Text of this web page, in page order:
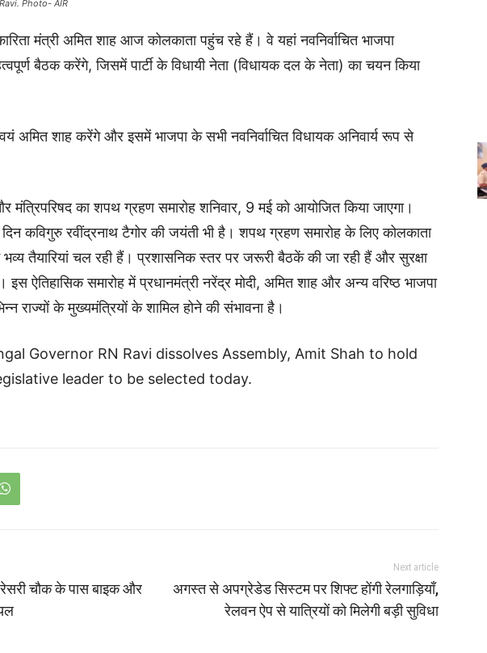
Photo- AIR
मंत्री अमित शाह आज कोलकाता पहुंच रहे हैं। वे यहां नवनिर्वाचित भाजपा
बैठक करेंगे, जिसमें पार्टी के विधायी नेता (विधायक दल के नेता) का चयन किया
अमित शाह करेंगे और इसमें भाजपा के सभी नवनिर्वाचित विधायक अनिवार्य रूप से
मंत्रिपरिषद का शपथ ग्रहण समारोह शनिवार, 9 मई को आयोजित किया जाएगा।
कविगुरु रवींद्रनाथ टैगोर की जयंती भी है। शपथ ग्रहण समारोह के लिए कोलकाता
तैयारियां चल रही हैं। प्रशासनिक स्तर पर जरूरी बैठकें की जा रही हैं और सुरक्षा
ऐतिहासिक समारोह में प्रधानमंत्री नरेंद्र मोदी, अमित शाह और अन्य वरिष्ठ भाजपा
राज्यों के मुख्यमंत्रियों के शामिल होने की संभावना है।
Governor RN Ravi dissolves Assembly, Amit Shah to hold
leader to be selected today.
चौक के पास बाइक और
Next article
अगस्त से अपग्रेडेड सिस्टम पर शिफ्ट होंगी रेलगाड़ियाँ,
रेलवन ऐप से यात्रियों को मिलेगी बड़ी सुविधा